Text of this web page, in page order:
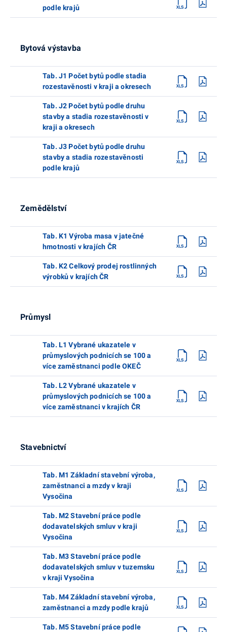
podle krajů
Bytová výstavba
Tab. J1 Počet bytů podle stadia
rozestavěnosti v kraji a okresech
Tab. J2 Počet bytů podle druhu
stavby a stadia rozestavěnosti v
kraji a okresech
Tab. J3 Počet bytů podle druhu
stavby a stadia rozestavěnosti
podle krajů
Zemědělství
Tab. K1 Výroba masa v jatečné
hmotnosti v krajích ČR
Tab. K2 Celkový prodej rostlinných
výrobků v krajích ČR
Průmysl
Tab. L1 Vybrané ukazatele v
průmyslových podnicích se 100 a
více zaměstnanci podle OKEČ
Tab. L2 Vybrané ukazatele v
průmyslových podnicích se 100 a
více zaměstnanci v krajích ČR
Stavebnictví
Tab. M1 Základní stavební výroba,
zaměstnanci a mzdy v kraji
Vysočina
Tab. M2 Stavební práce podle
dodavatelských smluv v kraji
Vysočina
Tab. M3 Stavební práce podle
dodavatelských smluv v tuzemsku
v kraji Vysočina
Tab. M4 Základní stavební výroba,
zaměstnanci a mzdy podle krajů
Tab. M5 Stavební práce podle